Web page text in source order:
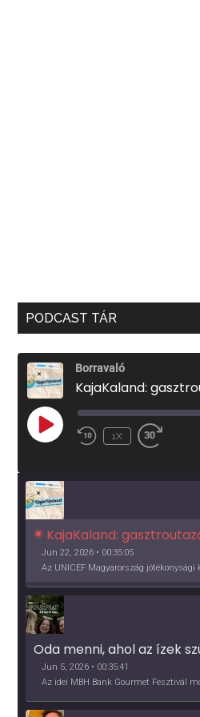
PODCAST TÁR
Borravaló
KajaKaland:
PLAY
EPISODE
1X
KajaKaland:
Jun 22, 2026 • 00:35:05
Oda menni, ahol az ízek
Vidék, Gourmet Fesztivál
Jun 5, 2026 • 00:35:41